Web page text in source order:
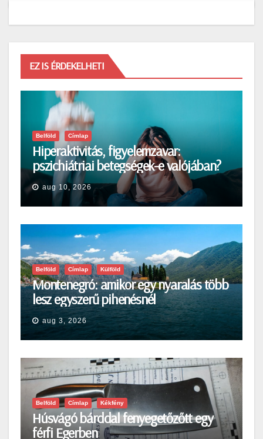
EZ IS ÉRDEKELHETI
Belföld Címlap
Hiperaktivitás, figyelemzavar:
pszichiátriai betegségek-e valójában?
aug 10, 2026
Belföld Címlap Külföld
Montenegró: amikor egy nyaralás több
lesz egyszerű pihenésnél
aug 3, 2026
Belföld Címlap Kékfény
Húsvágó bárddal fenyegetőzőtt egy
férfi Egerben